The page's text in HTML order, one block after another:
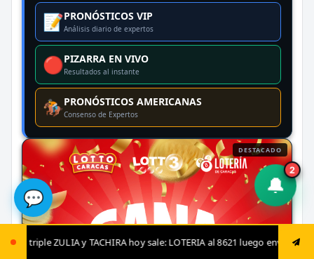
hoy sale: LOTERIA al 8621 luego envía ya: ANIMAL al 8621 jugada fija:
📝PRONÓSTICOS VIP
Análisis diario de expertos
🔴PIZARRA EN VIVO
Resultados al instante
🏇PRONÓSTICOS AMERICANAS
Consenso de Expertos
DESTACADO
🔔
2
💬